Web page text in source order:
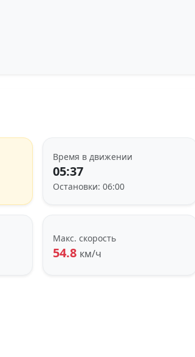
Время в движении
05:37
Остановки: 06:00
Макс. скорость
54.8 км/ч